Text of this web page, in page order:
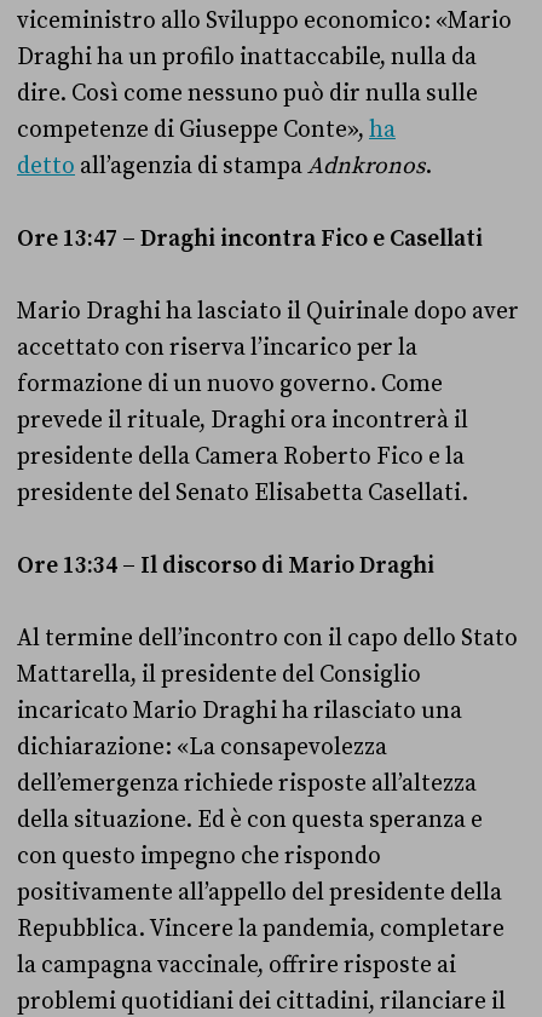
viceministro allo Sviluppo economico: «Mario
Draghi ha un profilo inattaccabile, nulla da
dire. Così come nessuno può dir nulla sulle
competenze di Giuseppe Conte», ha
detto all’agenzia di stampaAdnkronos.
Ore 13:47 – Draghi incontra Fico e Casellati
Mario Draghi ha lasciato il Quirinale dopo aver
accettato con riserva l’incarico per la
formazione di un nuovo governo. Come
prevede il rituale, Draghi ora incontrerà il
presidente della Camera Roberto Fico e la
presidente del Senato Elisabetta Casellati.
Ore 13:34 – Il discorso di Mario Draghi
Al termine dell’incontro con il capo dello Stato
Mattarella, il presidente del Consiglio
incaricato Mario Draghi ha rilasciato una
dichiarazione: «La consapevolezza
dell’emergenza richiede risposte all’altezza
della situazione. Ed è con questa speranza e
con questo impegno che rispondo
positivamente all’appello del presidente della
Repubblica. Vincere la pandemia, completare
la campagna vaccinale, offrire risposte ai
problemi quotidiani dei cittadini, rilanciare il